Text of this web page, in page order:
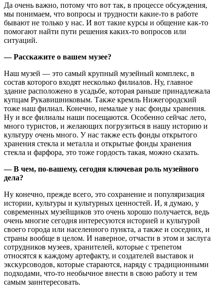
Да очень важно, потому что вот так, в процессе обсуждения,
мы понимаем, что вопросы и трудности какие-то в работе
бывают не только у нас. И вот такие курсы и общение как-то
помогают найти пути решения каких-то вопросов или
ситуаций.
— Расскажите о вашем музее?
Наш музей — это самый крупный музейный комплекс, в
состав которого входят несколько филиалов. Ну, главное
здание расположено в усадьбе, которая раньше принадлежала
купцам Рукавишниковым. Также кремль Нижегородский
тоже наш филиал. Конечно, немалые у нас фонды хранения.
Ну и все филиалы наши посещаются. Особенно сейчас лето,
много туристов, и желающих погрузиться в нашу историю и
культуру очень много. У нас также есть фонды открытого
хранения стекла и металла и открытые фонды хранения
стекла и фарфора, это тоже гордость такая, можно сказать.
— В чем, по-вашему, сегодня ключевая роль музейного
дела?
Ну конечно, прежде всего, это сохранение и популяризация
истории, культуры и культурных ценностей. И, я думаю, у
современных музейщиков это очень хорошо получается, ведь
очень многие сегодня интересуются историей и культурой
своего города или населенного пункта, а также и соседних, и
страны вообще в целом. И наверное, отчасти в этом и заслуга
сотрудников музеев, хранителей, которые с трепетом
относятся к каждому артефакту, и создателей выставок и
экскурсоводов, которые стараются, наряду с традиционными
подходами, что-то необычное внести в свою работу и тем
самым заинтересовать.